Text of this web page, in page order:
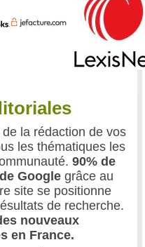
la rédaction de vos
les thématiques les
90% de
Google grâce au
site se positionne
de recherche.
nouveaux
en France.